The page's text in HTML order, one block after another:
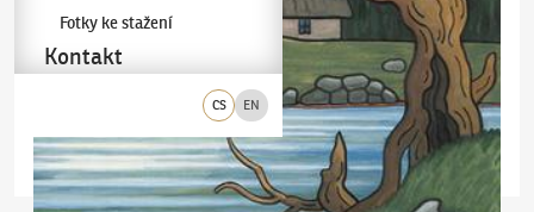
CS EN
Fotky ke stažení
Kontakt